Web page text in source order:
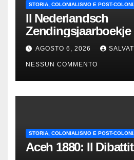
STORIA, COLONIALISMO E POST-
Il Nederlandsch
Storica delle Indie
Olandesi
AGOSTO 6, 2026
NESSUN COMMENTO
STORIA, COLONIALISMO E POST-
Aceh 1880: Il